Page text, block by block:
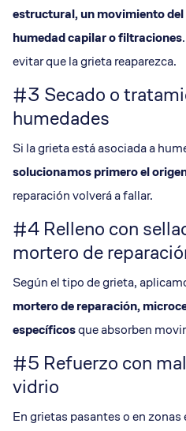
estructural, unmovimiento
humedad capilarofiltraciones
evitar que la grieta reaparezca.
#3 Secado o
humedades
Si la grieta está asociada a
solucionamos primero el
reparación volverá a fallar.
#4 Relleno con
mortero de
Según el tipo de grieta,
mortero de reparación,
específicosque absorben
#5 Refuerzo con
vidrio
En grietas pasantes o en